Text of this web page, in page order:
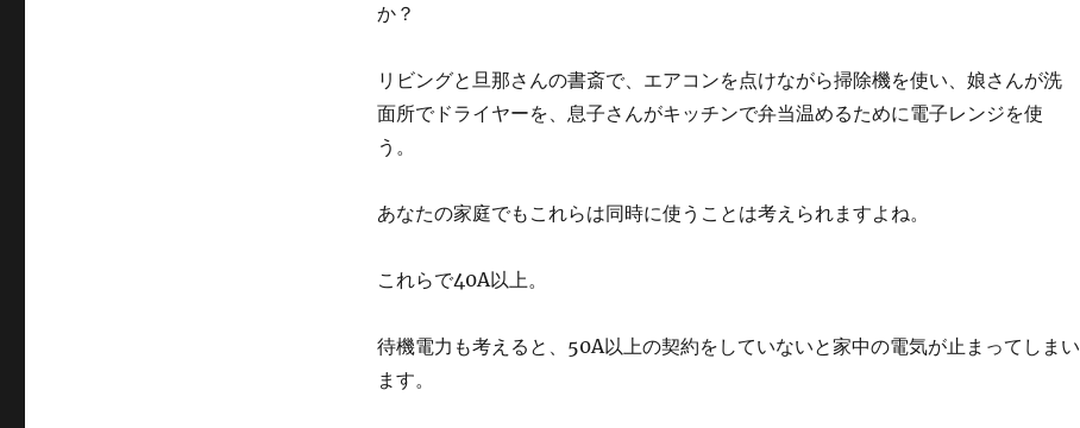
か？
リビングと旦那さんの書斎で、エアコンを点けながら掃除機を使い、娘さんが洗
面所でドライヤーを、息子さんがキッチンで弁当温めるために電子レンジを使
う。
あなたの家庭でもこれらは同時に使うことは考えられますよね。
これらで40A以上。
待機電力も考えると、 50A以上の契約をしていないと家中の電気が止まってしまい
ます。